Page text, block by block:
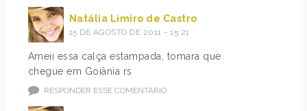
Natália Limiro de Castro
15 DE AGOSTO DE 2011 - 15:21
Ameii essa calça estampada, tomara que
chegue em Goiânia rs
RESPONDER ESSE COMENTÁRIO